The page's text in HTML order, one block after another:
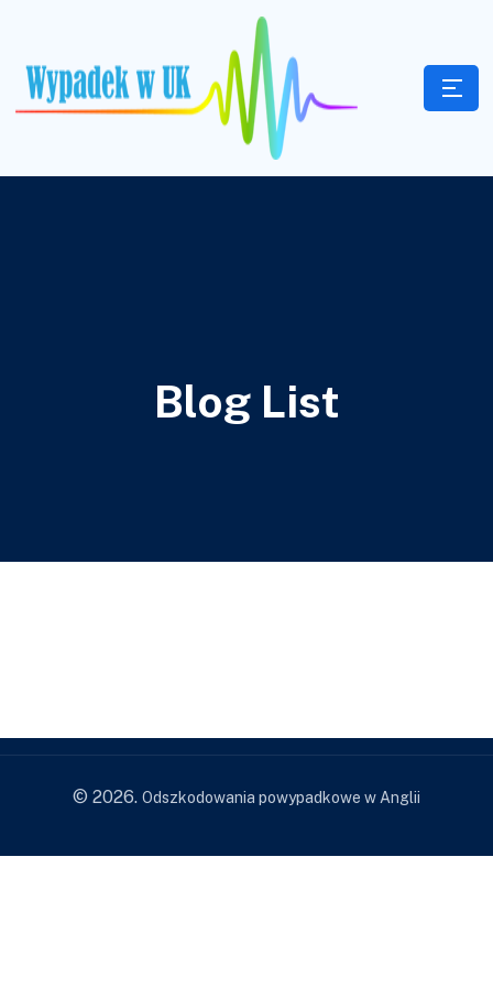
Blog List
© 2026. Odszkodowania powypadkowe w Anglii